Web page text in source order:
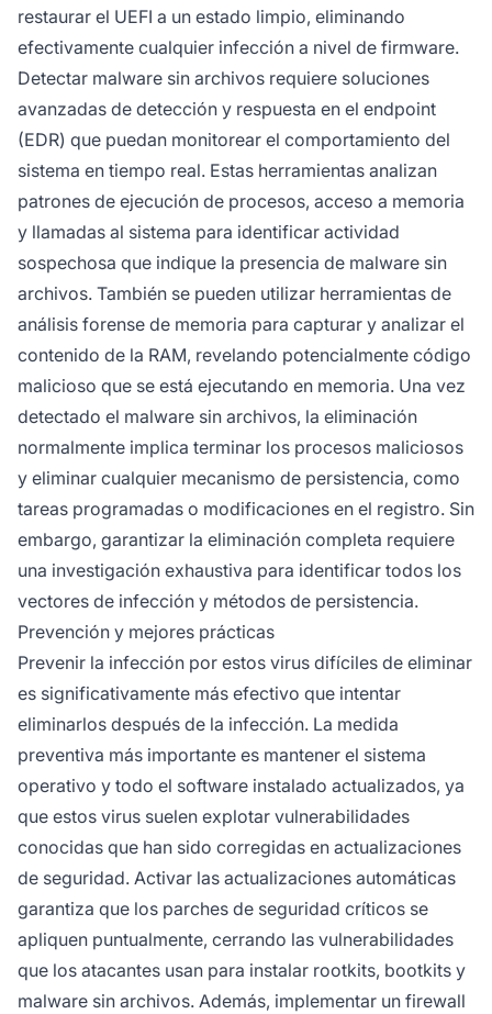
restaurar el UEFI a un estado limpio, eliminando
efectivamente cualquier infección a nivel de firmware.
Detectar malware sin archivos requiere soluciones
avanzadas de detección y respuesta en el endpoint
(EDR) que puedan monitorear el comportamiento del
sistema en tiempo real. Estas herramientas analizan
patrones de ejecución de procesos, acceso a memoria
y llamadas al sistema para identificar actividad
sospechosa que indique la presencia de malware sin
archivos. También se pueden utilizar herramientas de
análisis forense de memoria para capturar y analizar el
contenido de la RAM, revelando potencialmente código
malicioso que se está ejecutando en memoria. Una vez
detectado el malware sin archivos, la eliminación
normalmente implica terminar los procesos maliciosos
y eliminar cualquier mecanismo de persistencia, como
tareas programadas o modificaciones en el registro. Sin
embargo, garantizar la eliminación completa requiere
una investigación exhaustiva para identificar todos los
vectores de infección y métodos de persistencia.
Prevención y mejores prácticas
Prevenir la infección por estos virus difíciles de eliminar
es significativamente más efectivo que intentar
eliminarlos después de la infección. La medida
preventiva más importante es mantener el sistema
operativo y todo el software instalado actualizados, ya
que estos virus suelen explotar vulnerabilidades
conocidas que han sido corregidas en actualizaciones
de seguridad. Activar las actualizaciones automáticas
garantiza que los parches de seguridad críticos se
apliquen puntualmente, cerrando las vulnerabilidades
que los atacantes usan para instalar rootkits, bootkits y
malware sin archivos. Además, implementar un firewall